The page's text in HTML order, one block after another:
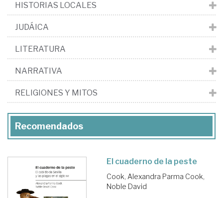
HISTORIAS LOCALES
JUDÁICA
LITERATURA
NARRATIVA
RELIGIONES Y MITOS
Recomendados
El cuaderno de la peste
Cook, Alexandra Parma Cook,
Noble David